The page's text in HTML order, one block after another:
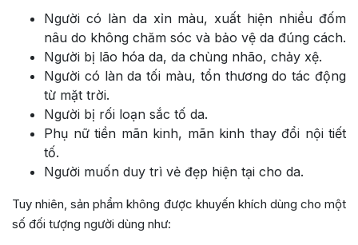
Người có làn da xỉn màu, xuất hiện nhiều đốm
nâu do không chăm sóc và bảo vệ da đúng cách.
Người bị lão hóa da, da chùng nhão, chảy xệ.
Người có làn da tối màu, tổn thương do tác động
từ mặt trời.
Người bị rối loạn sắc tố da.
Phụ nữ tiền mãn kinh, mãn kinh thay đổi nội tiết
tố.
Người muốn duy trì vẻ đẹp hiện tại cho da.
Tuy nhiên, sản phẩm không được khuyến khích dùng cho một
số đối tượng người dùng như: